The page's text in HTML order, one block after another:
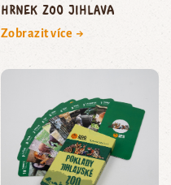
Hrnek Zoo Jihlava
Zobrazit více →